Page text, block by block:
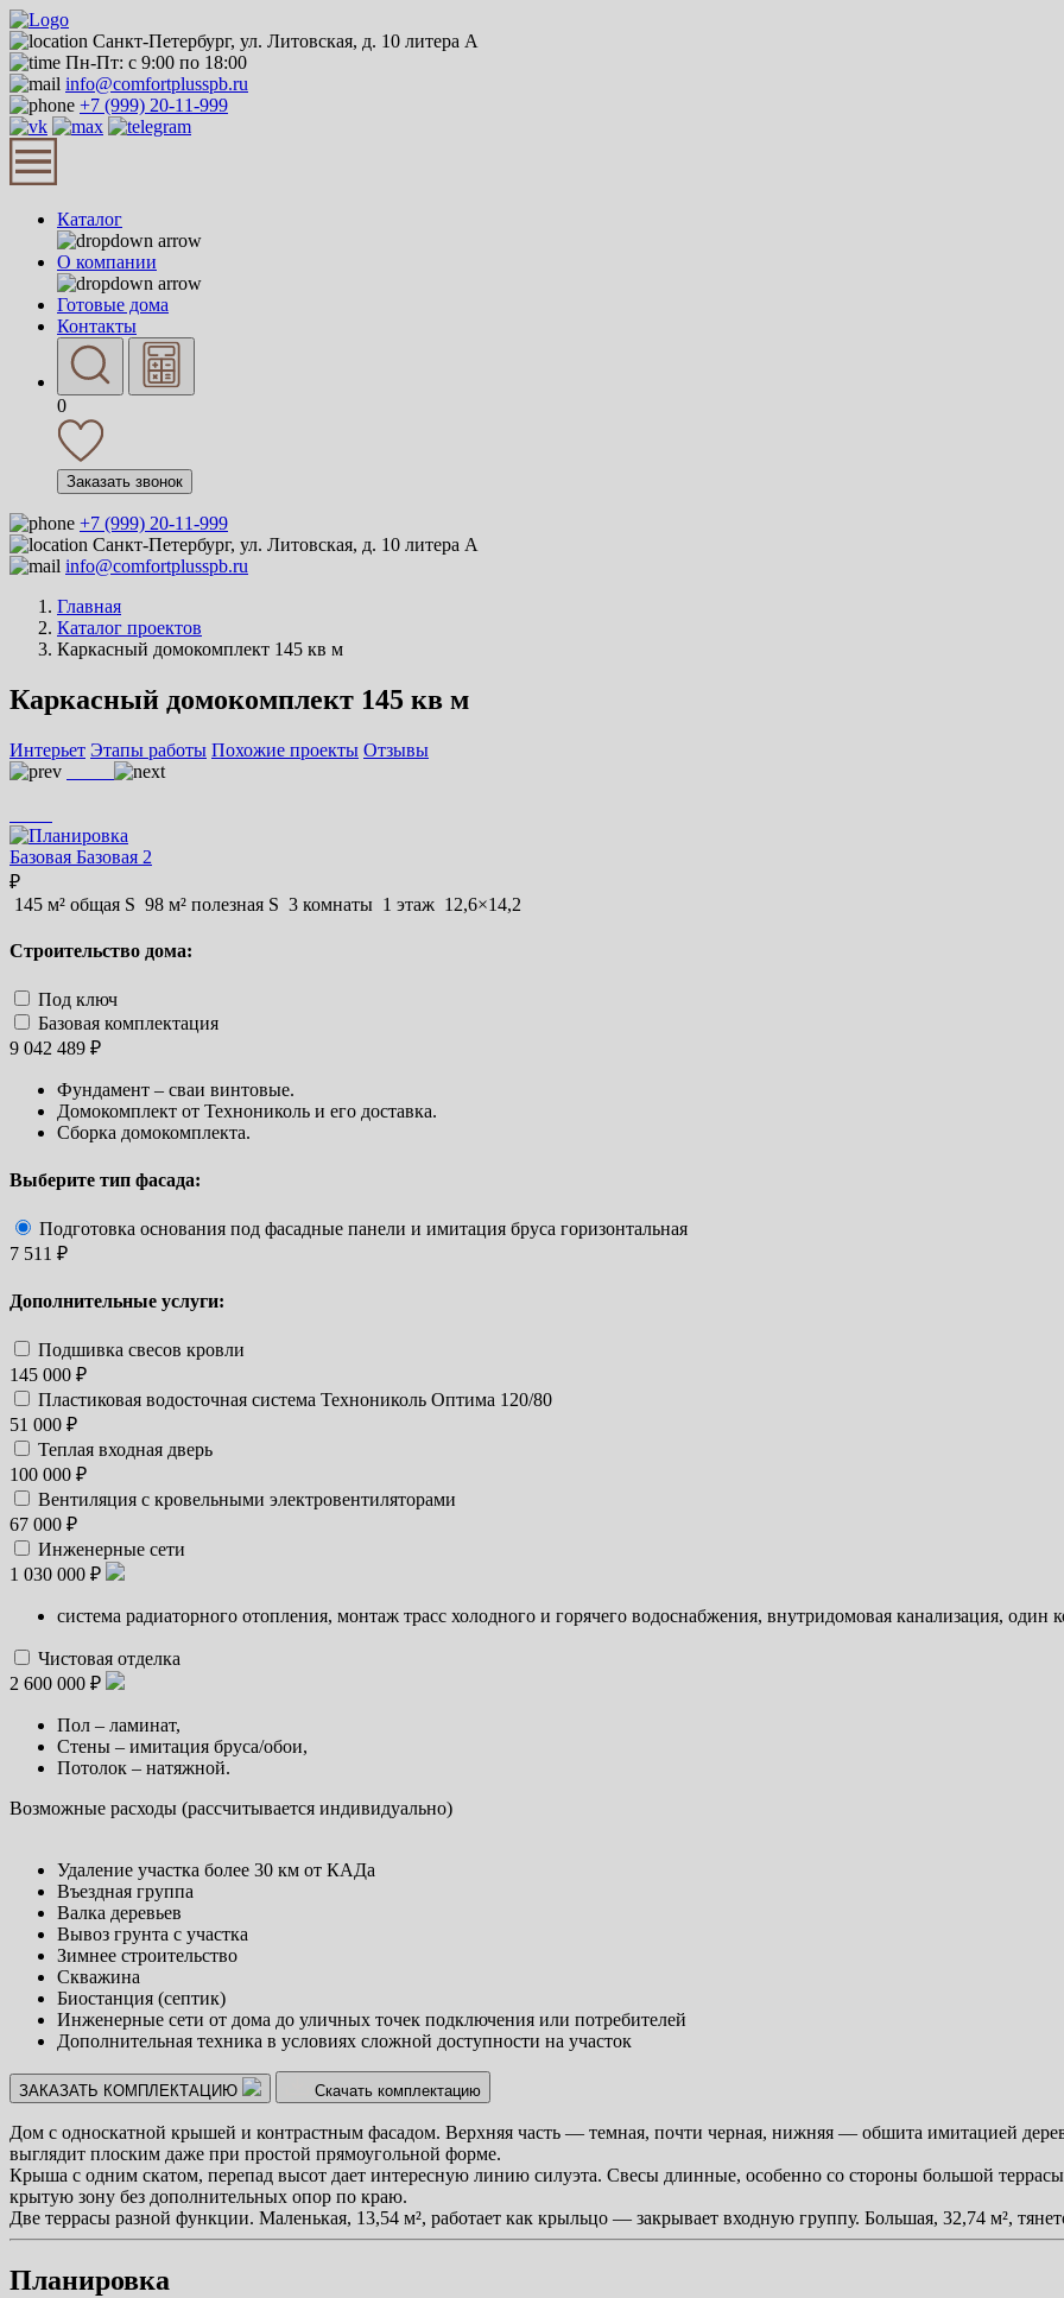
Санкт-Петербург, ул. Литовская, д. 10 литера А
Пн-Пт: с 9:00 по 18:00
info@comfortplusspb.ru
+7 (999) 20-11-999
Каталог
О компании
Готовые дома
Контакты
0
Заказать звонок
+7 (999) 20-11-999
Санкт-Петербург, ул. Литовская, д. 10 литера А
info@comfortplusspb.ru
Главная
Каталог проектов
Каркасный домокомплект 145 кв м
Каркасный домокомплект 145 кв м
Интерьет Этапы работы Похожие проекты Отзывы
Базовая Базовая 2
₽
145 м² общая S 98 м² полезная S 3 комнаты 1 этаж 12,6×14,2
Строительство дома:
Под ключ
Базовая комплектация
9 042 489 ₽
Фундамент – сваи винтовые.
Домокомплект от Технониколь и его доставка.
Сборка домокомплекта.
Выберите тип фасада:
Подготовка основания под фасадные панели и имитация бруса горизонтальная
7 511 ₽
Дополнительные услуги:
Подшивка свесов кровли
145 000 ₽
Пластиковая водосточная система Технониколь Оптима 120/80
51 000 ₽
Теплая входная дверь
100 000 ₽
Вентиляция с кровельными электровентиляторами
67 000 ₽
Инженерные сети
1 030 000 ₽
система радиаторного отопления, монтаж трасс холодного и горячего водоснабжения, внутридомовая канализация, один
Чистовая отделка
2 600 000 ₽
Пол – ламинат,
Стены – имитация бруса/обои,
Потолок – натяжной.
Возможные расходы (рассчитывается индивидуально)
Удаление участка более 30 км от КАДа
Въездная группа
Валка деревьев
Вывоз грунта с участка
Зимнее строительство
Скважина
Биостанция (септик)
Инженерные сети от дома до уличных точек подключения или потребителей
Дополнительная техника в условиях сложной доступности на участок
ЗАКАЗАТЬ КОМПЛЕКТАЦИЮ Скачать комплектацию
Дом с односкатной крышей и контрастным фасадом. Верхняя часть — темная, почти черная, нижняя — обшита имитацией
выглядит плоским даже при простой прямоугольной форме.
Крыша с одним скатом, перепад высот дает интересную линию силуэта. Свесы длинные, особенно со стороны большой
крытую зону без дополнительных опор по краю.
Две террасы разной функции. Маленькая, 13,54 м², работает как крыльцо — закрывает входную группу. Большая, 32,74 м²,
Планировка